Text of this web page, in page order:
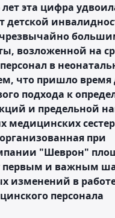
лет эта цифра
детской
возложенной на
в
что пришло время
подхода к
и предельной
медицинских
при
"Шеврон"
первым и важным
изменений в
персонала